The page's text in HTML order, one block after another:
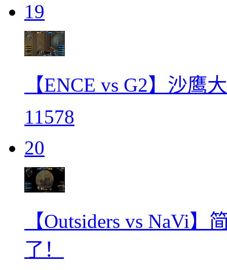
19
【ENCE vs G2】沙鹰
11578
20
【Outsiders vs NaVi
了！